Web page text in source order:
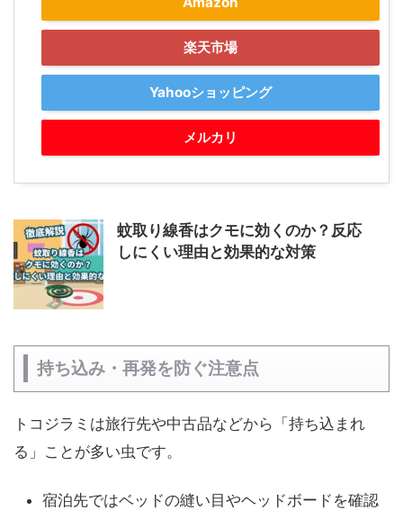
楽天市場
Yahooショッピング
メルカリ
蚊取り線香はクモに効くのか？反応
しにくい理由と効果的な対策
持ち込み・再発を防ぐ注意点
トコジラミは旅行先や中古品などから「持ち込まれ
る」ことが多い虫です。
宿泊先ではベッドの縫い目やヘッドボードを確認